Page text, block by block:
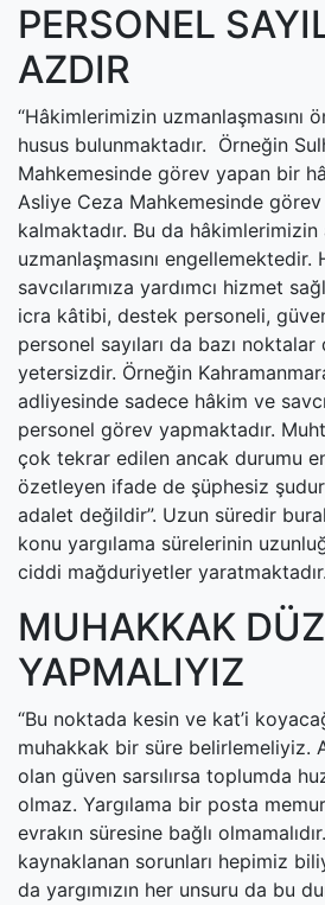
PERSONEL
AZDIR
“Hâkimlerimizin uzmanlaşmasını
husus bulunmaktadır. Örneğin
Mahkemesinde görev yapan bir
Asliye Ceza Mahkemesinde
kalmaktadır. Bu da hâkimlerimizin
uzmanlaşmasını engellemektedir.
savcılarımıza yardımcı hizmet
icra kâtibi, destek personeli,
personel sayıları da bazı noktalar
yetersizdir. Örneğin
adliyesinde sadece hâkim ve
personel görev yapmaktadır.
çok tekrar edilen ancak durumu
özetleyen ifade de şüphesiz
adalet değildir”. Uzun süredir
konu yargılama sürelerinin
ciddi mağduriyetler
MUHAKKAK
YAPMALIYIZ
“Bu noktada kesin ve kat’i
muhakkak bir süre belirlemeliyiz.
olan güven sarsılırsa toplumda
olmaz. Yargılama bir posta
evrakın süresine bağlı
kaynaklanan sorunları hepimiz
da yargımızın her unsuru da bu